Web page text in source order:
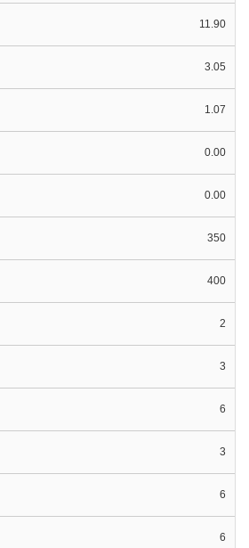
11.90
3.05
1.07
0.00
0.00
350
400
2
3
6
3
6
6